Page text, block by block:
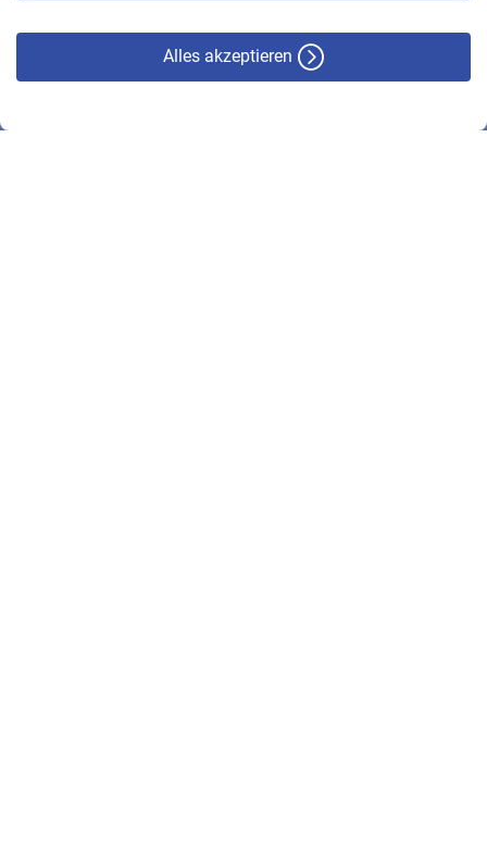
Alles akzeptieren
© VBL 2026